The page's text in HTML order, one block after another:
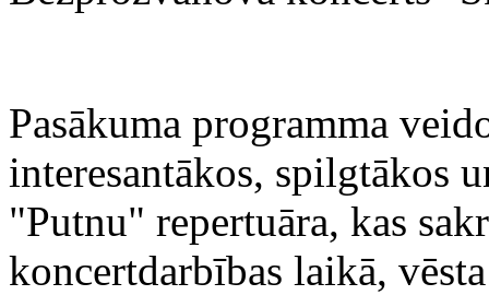
Pasākuma programma
interesantākos, spilgtākos
"Putnu" repertuāra, kas
koncertdarbības laikā,